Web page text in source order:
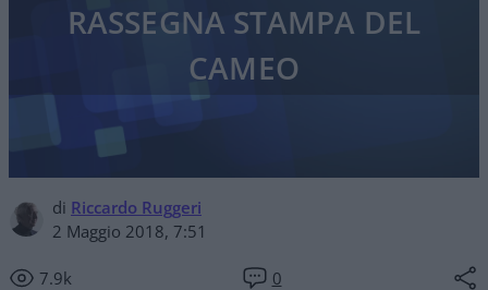
di Riccardo Ruggeri
2 Maggio 2018, 7:51
7.9k 0
RASSEGNA STAMPA DEL
CAMEO